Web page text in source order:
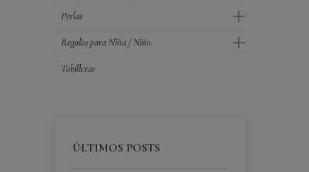
Perlas
Regalos para Niña / Niño
Tobilleras
ÚLTIMOS POSTS